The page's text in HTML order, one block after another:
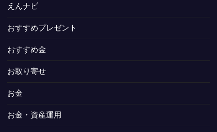
えんナビ
おすすめプレゼント
おすすめ金
お取り寄せ
お金
お金・資産運用